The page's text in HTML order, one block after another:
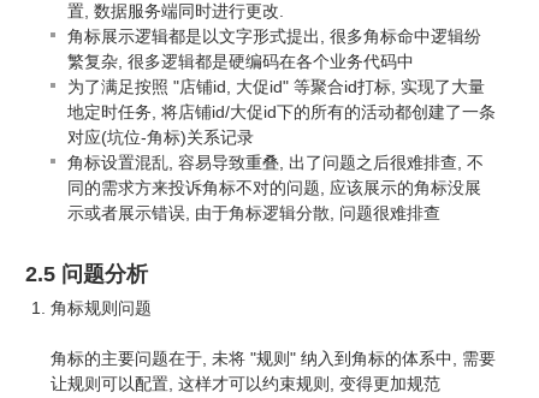
置, 数据服务端同时进行更改.
角标展示逻辑都是以文字形式提出, 很多角标命中逻辑纷
繁复杂, 很多逻辑都是硬编码在各个业务代码中
为了满足按照 "店铺id, 大促id" 等聚合id打标, 实现了大量
地定时任务, 将店铺id/大促id下的所有的活动都创建了一条
对应(坑位-角标)关系记录
角标设置混乱, 容易导致重叠, 出了问题之后很难排查, 不
同的需求方来投诉角标不对的问题, 应该展示的角标没展
示或者展示错误, 由于角标逻辑分散, 问题很难排查
2.5 问题分析
角标规则问题
角标的主要问题在于, 未将 "规则" 纳入到角标的体系中, 需要
让规则可以配置, 这样才可以约束规则, 变得更加规范